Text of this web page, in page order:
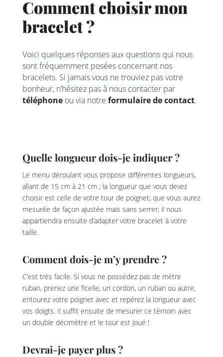
Comment choisir mon
bracelet ?
Voici quelques réponses aux questions qui nous
sont fréquemment posées concernant nos
bracelets. Si jamais vous ne trouviez pas votre
bonheur, n’hésitez pas à nous contacter par
téléphoneou via notre formulaire de contact.
Quelle longueur dois-je indiquer ?
Le menu déroulant vous propose différentes longueurs,
allant de 15 cm à 21 cm ; la longueur que vous devez
choisir est celle de votre tour de poignet, que vous aurez
mesurée de façon ajustée mais sans serrer; il nous
appartiendra ensuite d’adapter votre bracelet à votre
taille.
Comment dois-je m’y prendre ?
C’est très facile. Si vous ne possédez pas de mètre
ruban, prenez une ficelle, un cordon, un ruban ou autre,
entourez votre poignet avec et repérez la longueur avec
vos doigts. Il suffit ensuite de mesurer ce témoin avec
un double décimètre et le tour est joué !
Devrai-je payer plus ?